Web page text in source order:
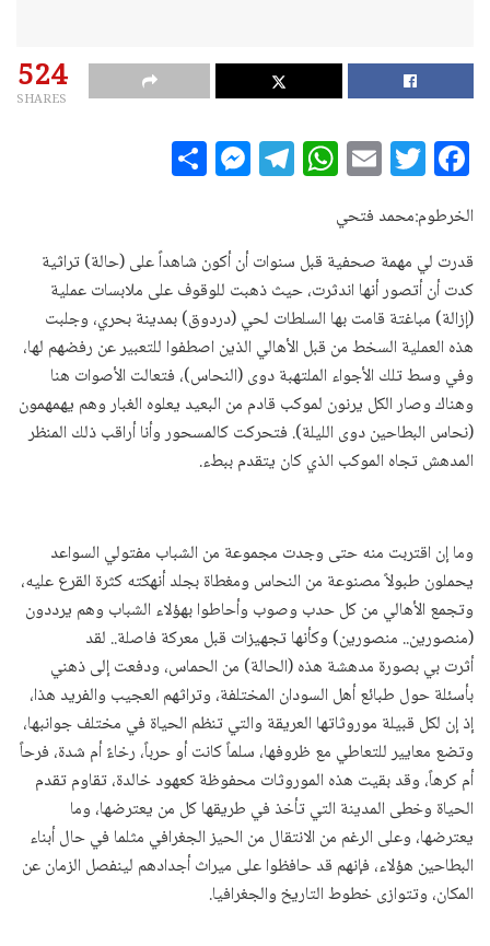
524
SHARES
F
a
c
e
b
o
o
k
T
w
it
te
r
E
m
ai
l
W
h
s
A
p
p
T
el
g
ra
m
M
es
n
g
e
r
r
e
الخرطوم:محمد فتحي
قدرت لي مهمة صحفية قبل سنوات أن أكون شاهداً على (حالة) تراثية
كدت أن أتصور أنها اندثرت، حيث ذهبت للوقوف على ملابسات عملية
(إزالة) مباغتة قامت بها السلطات لحي (دردوق) بمدينة بحري، وجلبت
هذه العملية السخط من قبل الأهالي الذين اصطفوا للتعبير عن رفضهم لها،
وفي وسط تلك الأجواء الملتهبة دوى (النحاس)، فتعالت الأصوات هنا
وهناك وصار الكل يرنون لموكب قادم من البعيد يعلوه الغبار وهم يهمهمون
(نحاس البطاحين دوى الليلة). فتحركت كالمسحور وأنا أراقب ذلك المنظر
المدهش تجاه الموكب الذي كان يتقدم ببطء.
وما إن اقتربت منه حتى وجدت مجموعة من الشباب مفتولي السواعد
يحملون طبولاً مصنوعة من النحاس ومغطاة بجلد أنهكته كثرة القرع عليه،
وتجمع الأهالي من كل حدب وصوب وأحاطوا بهؤلاء الشباب وهم يرددون
(منصورين.. منصورين) وكأنها تجهيزات قبل معركة فاصلة.. لقد
أثرت بي بصورة مدهشة هذه (الحالة) من الحماس، ودفعت إلى ذهني
بأسئلة حول طبائع أهل السودان المختلفة، وتراثهم العجيب والفريد هذا،
إذ إن لكل قبيلة موروثاتها العريقة والتي تنظم الحياة في مختلف جوانبها،
وتضع معايير للتعاطي مع ظروفها، سلماً كانت أو حرباً، رخاءً أم شدة، فرحاً
أم كرهاً، وقد بقيت هذه الموروثات محفوظة كعهود خالدة، تقاوم تقدم
الحياة وخطى المدينة التي تأخذ في طريقها كل من يعترضها، وما
يعترضها، وعلى الرغم من الانتقال من الحيز الجغرافي مثلما في حال أبناء
البطاحين هؤلاء، فإنهم قد حافظوا على ميراث أجدادهم لينفصل الزمان عن
المكان، وتتوازى خطوط التاريخ والجغرافيا.